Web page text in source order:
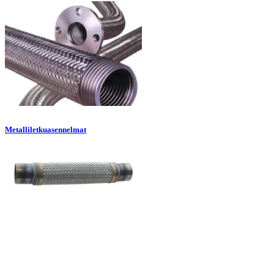
Metalliletkuasennelmat